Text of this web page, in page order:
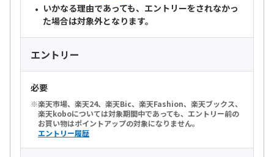
いかなる理由であっても、エントリーをされなかっ
た場合は対象外となります。
エントリー
必要
楽天市場、楽天24、楽天Bic、楽天Fashion、楽天ブックス、
楽天koboについては対象期間中であっても、エントリー前の
お買い物はポイントアップの対象になりません。
エントリー履歴